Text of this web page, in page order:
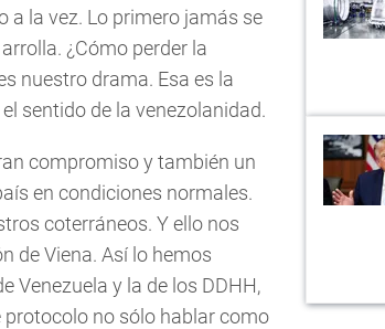
a la vez. Lo primero jamás se
¿Cómo perder la
nuestro drama. Esa es la
sentido de la venezolanidad.
compromiso y también un
en condiciones normales.
coterráneos. Y ello nos
de Viena. Así lo hemos
Venezuela y la de los DDHH,
no sólo hablar como